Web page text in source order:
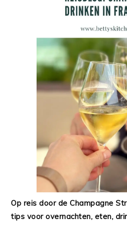
Op reis door de Champagne
tips voor overnachten, eten,